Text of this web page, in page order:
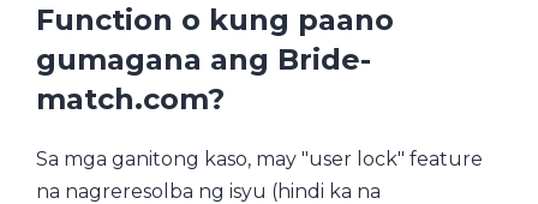
Function o kung paano
gumagana ang Bride-
match.com?
Sa mga ganitong kaso, may "user lock" feature
na nagreresolba ng isyu (hindi ka na